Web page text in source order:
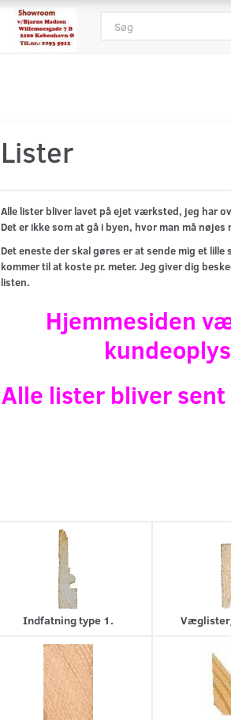
Lister
Alle lister bliver lavet på ejet værksted, jeg har
Det er ikke som at gå i byen, hvor man må
Det eneste der skal gøres er at sende mig et
kommer til at koste pr. meter. Jeg giver dig
listen.
Hjemmesiden
Alle lister bliver
Indfatning type 1.